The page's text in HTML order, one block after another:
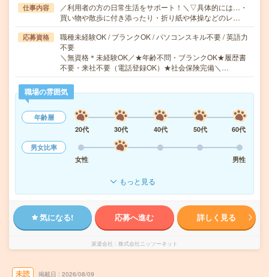
仕事内容
／利用者の方の日常生活をサポート！＼▽具体的には…・
買い物や散歩に付き添ったり・折り紙や体操などのレ…
応募資格
職種未経験OK / ブランクOK / パソコンスキル不要 / 英語力
不要
＼無資格＊未経験OK／★年齢不問・ブランクOK★履歴書
不要・来社不要（電話登録OK）★社会保険完備＼…
職場の雰囲気
年齢層
20代
30代 40代 50代
60代
男女比率
女性
男性
もっと見る
気になる! 応募へ進む 詳しく見る
派遣会社 株式会社ニッソーネット
未読 掲載日 2026/08/09